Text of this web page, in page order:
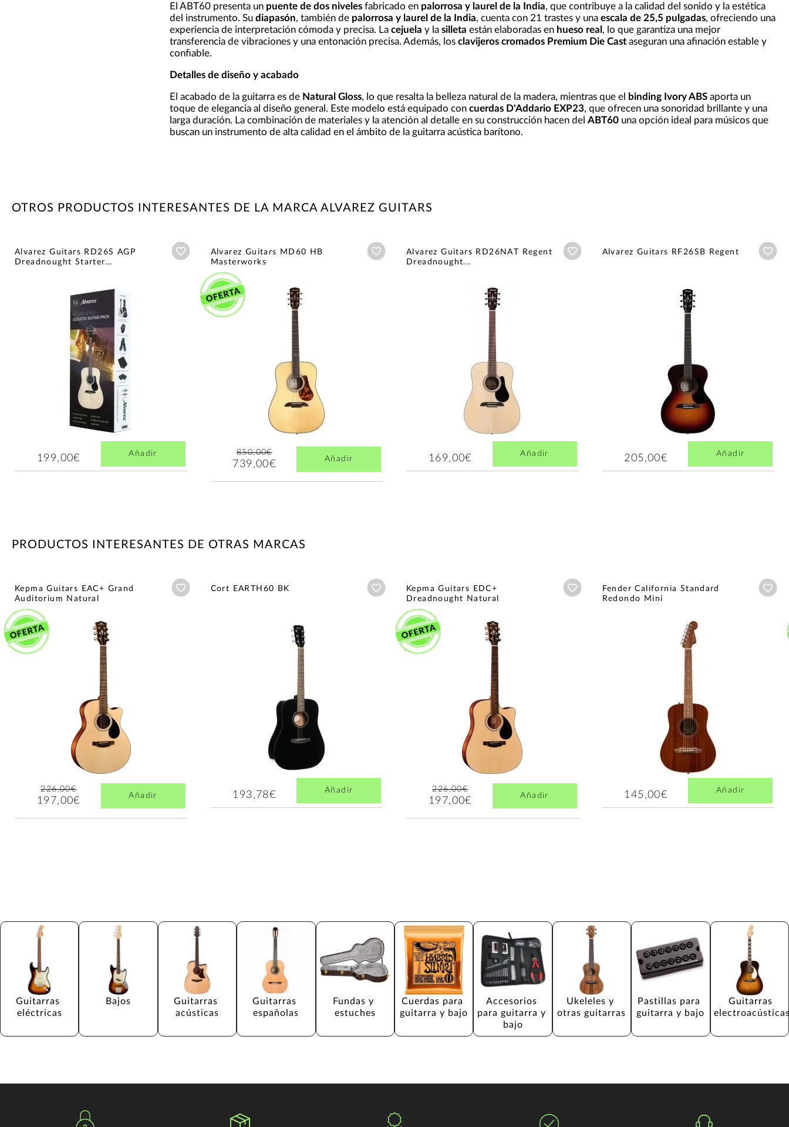
El ABT60 presenta un puente de dos nivelesfabricado en palorrosa y laurel de la India, que contribuye a la calidad del sonido y la estética
del instrumento. Su diapasón, también de palorrosa y laurel de la India, cuenta con 21 trastes y una escala de 25,5 pulgadas, ofreciendo una
experiencia de interpretación cómoda y precisa. La cejuela y la silleta están elaboradas en hueso real , lo que garantiza una mejor
transferencia de vibraciones y una entonación precisa. Además, los clavijeros cromados Premium Die Castaseguran una afinación estable y
confiable.
Detalles de diseño y acabado
El acabado de la guitarra es de Natural Gloss, lo que resalta la belleza natural de la madera, mientras que el binding Ivory ABSaporta un
toque de elegancia al diseño general. Este modelo está equipado con cuerdas D'Addario EXP23, que ofrecen una sonoridad brillante y una
larga duración. La combinación de materiales y la atención al detalle en su construcción hacen del ABT60una opción ideal para músicos que
buscan un instrumento de alta calidad en el ámbito de la guitarra acústica barítono.
OTROS PRODUCTOS INTERESANTES DE LA MARCA ALVAREZ GUITARS
Alvarez Guitars RD26S AGP
Dreadnought Starter...
Añadir a wishlist
199,00€ Añadir
Alvarez Guitars MD60 HB
Masterworks
Añadir a wishlist
850,00€
739,00€ Añadir
Alvarez Guitars RD26NAT Regent
Dreadnought...
Añadir a wishlist
169,00€ Añadir
Alvarez Guitars RF26SB Regent
205,00€ Añadir
PRODUCTOS INTERESANTES DE OTRAS MARCAS
Kepma Guitars EAC+ Grand
Auditorium Natural
Añadir a wishlist
226,00€
197,00€ Añadir
Cort EARTH60 BK Añadir a wishlist
193,78€ Añadir
Kepma Guitars EDC+
Dreadnought Natural
Añadir a wishlist
226,00€
197,00€ Añadir
Fender California Standard
Redondo Mini
145,00€ Añadir
Guitarras
eléctricas
Bajos
Guitarras
acústicas
Guitarras
españolas
Fundas y
estuches
Cuerdas para
guitarra y bajo
Accesorios
para guitarra y
bajo
Ukeleles y
otras guitarras
Pastillas para
guitarra y bajo
Guitarras